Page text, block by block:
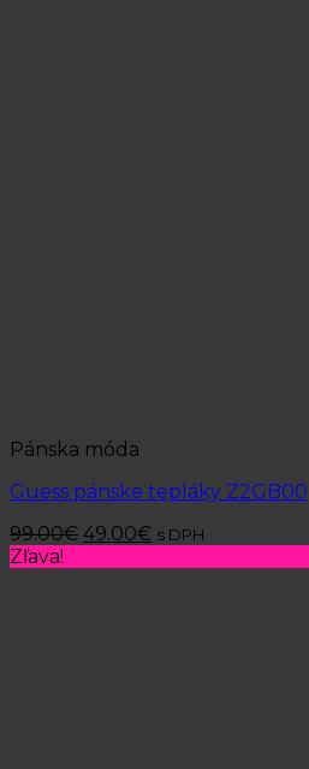
Pánska móda
Guess pánske tepláky Z2GB00
99.00€ 49.00€ s DPH
Zľava!